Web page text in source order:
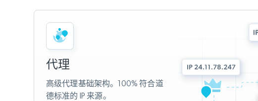
代理
高级代理基础架构。100% 符合道
德标准的 IP 来源。